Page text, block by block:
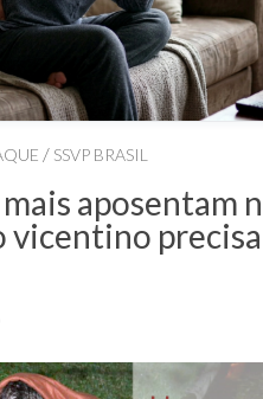
/ SSVP BRASIL
aposentam
vicentino precisa